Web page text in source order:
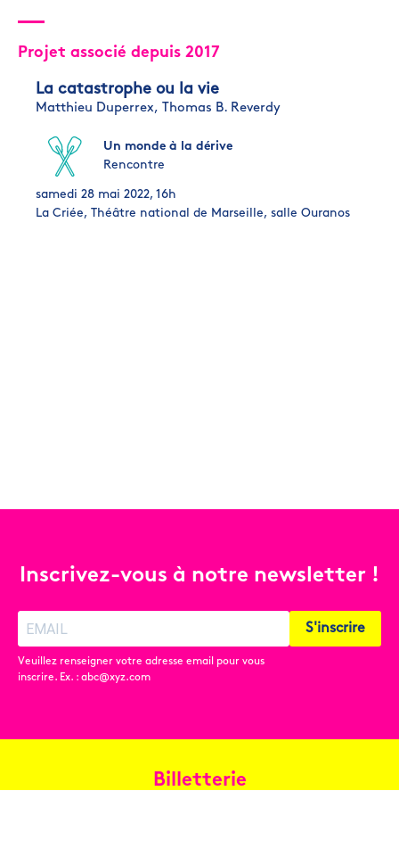
Projet associé depuis 2017
La catastrophe ou la vie
Matthieu Duperrex, Thomas B. Reverdy
Un monde à la dérive
Rencontre
samedi 28 mai 2022, 16h
La Criée, Théâtre national de Marseille, salle Ouranos
Inscrivez-vous à notre newsletter !
Veuillez renseigner votre adresse email pour vous
inscrire. Ex. : abc@xyz.com
S'inscrire
Billetterie